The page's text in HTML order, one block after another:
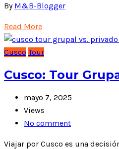
By M&B-Blogger
Read More
Cusco Tour
Cusco: Tour
mayo 7, 2025
Views
No comment
Viajar por Cusco es una